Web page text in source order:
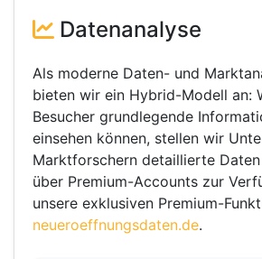
Datenanalyse
Als moderne Daten- und
bieten wir ein Hybrid-Modell an:
Besucher grundlegende
einsehen können, stellen wir
Marktforschern detaillierte
über Premium-Accounts zur
unsere exklusiven Premium-
neueroeffnungsdaten.de.